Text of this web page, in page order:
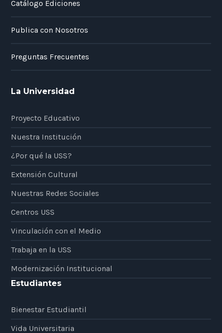
Catálogo Ediciones
Publica con Nosotros
Preguntas Frecuentes
La Universidad
Proyecto Educativo
Nuestra Institución
¿Por qué la USS?
Extensión Cultural
Nuestras Redes Sociales
Centros USS
Vinculación con el Medio
Trabaja en la USS
Modernización Institucional
Estudiantes
Bienestar Estudiantil
Vida Universitaria